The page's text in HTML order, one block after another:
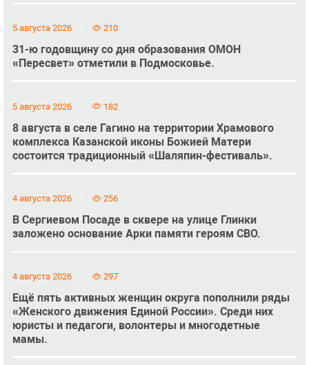
5 августа 2026 210
31-ю годовщину со дня образования ОМОН
«Пересвет» отметили в Подмосковье.
5 августа 2026 182
8 августа в селе Гагино на территории Храмового
комплекса Казанской иконы Божией Матери
состоится традиционный «Шаляпин-фестиваль».
4 августа 2026 256
В Сергиевом Посаде в сквере на улице Глинки
заложено основание Арки памяти героям СВО.
4 августа 2026 297
Ещё пять активных женщин округа пополнили ряды
«Женского движения Единой России». Среди них
юристы и педагоги, волонтеры и многодетные
мамы.